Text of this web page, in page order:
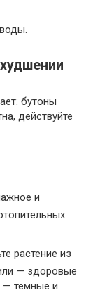
бутоны
действуйте
и
растение из
— здоровые
— темные и